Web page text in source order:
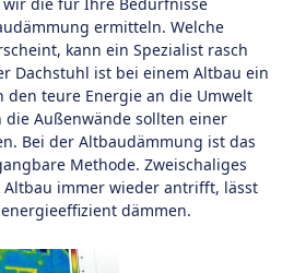
ermitteln. Welche
kann ein Spezialist rasch
Dachstuhl ist bei einem Altbau ein
den teure Energie an die Umwelt
Außenwände sollten einer
Bei der Altbaudämmung ist das
Methode. Zweischaliges
immer wieder antrifft, lässt
dämmen.